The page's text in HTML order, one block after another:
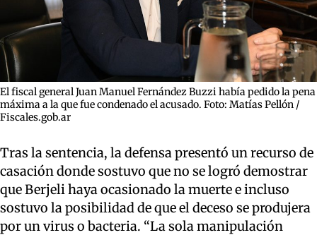
El fiscal general Juan Manuel Fernández Buzzi había pedido la pena
máxima a la que fue condenado el acusado. Foto: Matías Pellón /
Fiscales.gob.ar
Tras la sentencia, la defensa presentó un recurso de
casación donde sostuvo que no se logró demostrar
que Berjeli haya ocasionado la muerte e incluso
sostuvo la posibilidad de que el deceso se produjera
por un virus o bacteria. “La sola manipulación